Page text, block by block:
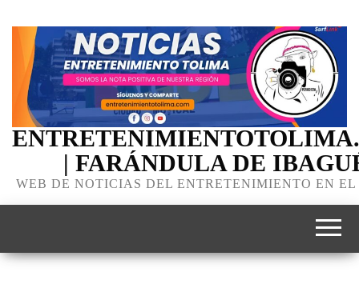
| FARÁNDULA DE
WEB DE NOTICIAS DEL ENTRETENIMIENTO EN